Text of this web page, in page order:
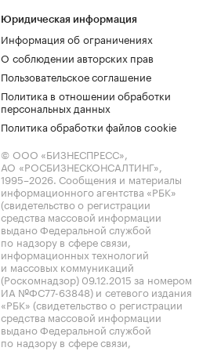
Юридическая информация
Информация об ограничениях
О соблюдении авторских прав
Пользовательское соглашение
Политика в отношении обработки
персональных данных
Политика обработки файлов cookie
© ООО «БИЗНЕСПРЕСС»,
АО «РОСБИЗНЕСКОНСАЛТИНГ»,
1995–2026. Сообщения и материалы
информационного агентства «РБК»
(свидетельство о регистрации
средства массовой информации
выдано Федеральной службой
по надзору в сфере связи,
информационных технологий
и массовых коммуникаций
(Роскомнадзор) 09.12.2015 за номером
ИА №ФС77-63848) и сетевого издания
«РБК» (свидетельство о регистрации
средства массовой информации
выдано Федеральной службой
по надзору в сфере связи,